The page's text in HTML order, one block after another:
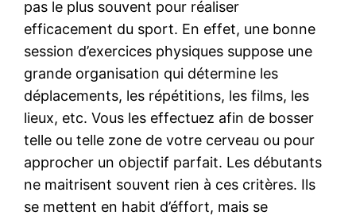
pas le plus souvent pour réaliser
efficacement du sport. En effet, une bonne
session d’exercices physiques suppose une
grande organisation qui détermine les
déplacements, les répétitions, les films, les
lieux, etc. Vous les effectuez afin de bosser
telle ou telle zone de votre cerveau ou pour
approcher un objectif parfait. Les débutants
ne maitrisent souvent rien à ces critères. Ils
se mettent en habit d’éffort, mais se